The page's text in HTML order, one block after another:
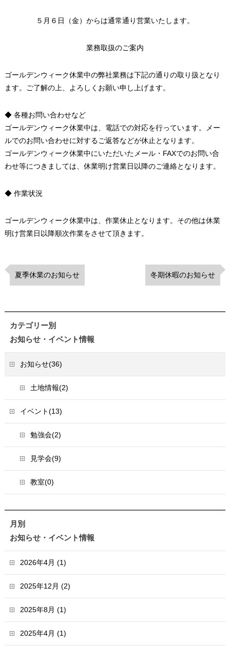
５月６日（金）からは通常通り営業いたします。
業務取扱のご案内
ゴールデンウィーク休業中の弊社業務は下記の通りの取り扱となり
ます。ご了解の上、よろしくお願い申し上げます。
◆ 各種お問い合わせなど
ゴールデンウィーク休業中は、電話での対応を行っています。メー
ルでのお問い合わせに対するご返答などが休止となります。
ゴールデンウィーク休業中にいただいたメール・FAXでのお問い合
わせ等につきましては、休業明け営業日以降のご連絡となります。
◆ 作業状況
ゴールデンウィーク休業中は、作業休止となります。その他は休業
明け営業日以降順次作業をさせて頂きます。
夏季休業のお知らせ 冬期休暇のお知らせ
カテゴリー別
お知らせ・イベント情報
お知らせ(36)
土地情報(2)
イベント(13)
勉強会(2)
見学会(9)
教室(0)
月別
お知らせ・イベント情報
2026年4月 (1)
2025年12月 (2)
2025年8月 (1)
2025年4月 (1)